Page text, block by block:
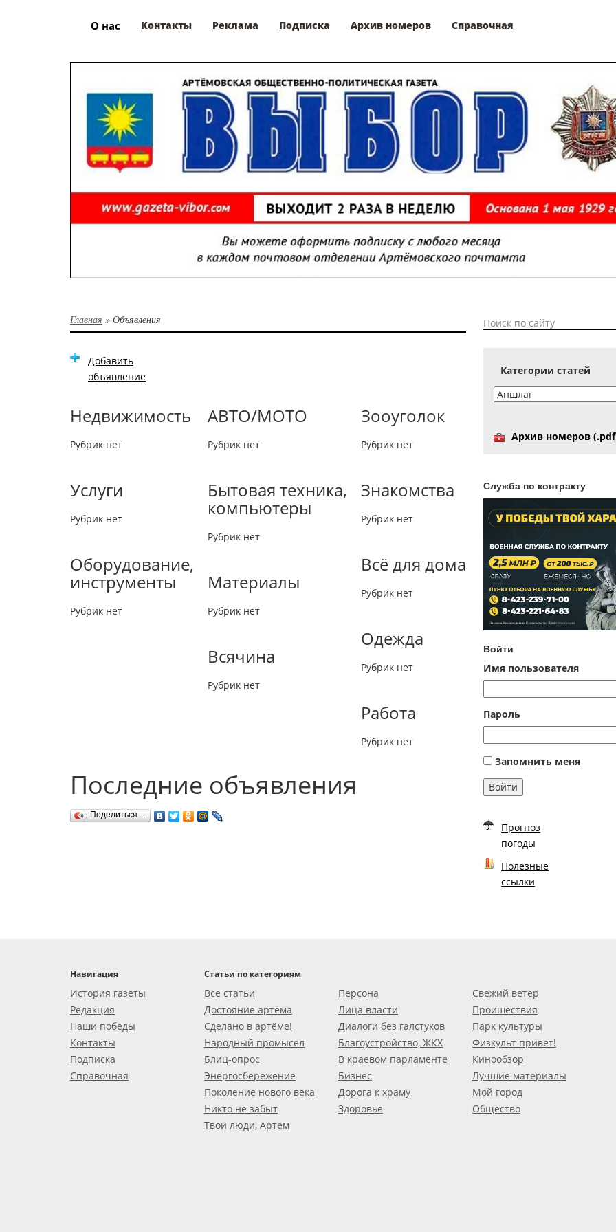
О нас Контакты Реклама Подписка Архив номеров Справочная
Главная » Объявления
Добавить
объявление
Недвижимость
Рубрик нет
Услуги
Рубрик нет
Оборудование,
инструменты
Рубрик нет
АВТО/МОТО
Рубрик нет
Бытовая техника,
компьютеры
Рубрик нет
Материалы
Рубрик нет
Всячина
Рубрик нет
Зооуголок
Рубрик нет
Знакомства
Рубрик нет
Всё для дома
Рубрик нет
Одежда
Рубрик нет
Работа
Рубрик нет
Последние объявления
Поделиться…
Категории статей
Архив номеров
Служба по контракту
Войти
Имя пользователя
Пароль
Запомнить меня
Войти
Прогноз
погоды
Полезные
ссылки
Навигация
История газеты
Редакция
Наши победы
Контакты
Подписка
Справочная
Статьи по категориям
Все статьи
Достояние артёма
Сделано в артёме!
Народный промысел
Блиц-опрос
Энергосбережение
Поколение нового века
Никто не забыт
Твои люди, Артем
Персона
Лица власти
Диалоги без галстуков
Благоустройство, ЖКХ
В краевом парламенте
Бизнес
Дорога к храму
Здоровье
Свежий ветер
Проишествия
Парк культуры
Физкульт привет!
Кинообзор
Лучшие материалы
Мой город
Общество